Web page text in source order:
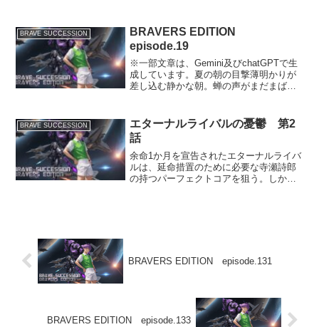
成しております。囚われのレイチェルレ
イチェル=アス...
BRAVE SUCCESSION
BRAVERS EDITION
episode.19
※一部文章は、Gemini及びchatGPTで生
成しています。夏の朝の目撃薄明かりが
差し込む静かな朝。蝉の声がまだまばら
の葉を茂らせ、夏の到来を告げていた。
少し遠回りに...
BRAVE SUCCESSION
エターナルライバルの憂鬱 第2
話
余命1か月を宣告されたエターナルライバ
ルは、延命措置のために必要な寺瀬詩郎
の持つパーフェクトコアを狙う。しかし
BRAVERS EDITION episode.131
BRAVERS EDITION episode.133